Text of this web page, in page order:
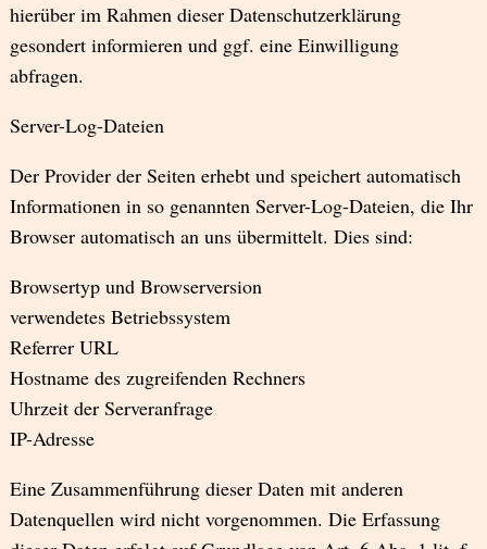
hierüber im Rahmen dieser Datenschutzerklärung
gesondert informieren und ggf. eine Einwilligung
abfragen.
Server-Log-Dateien
Der Provider der Seiten erhebt und speichert automatisch
Informationen in so genannten Server-Log-Dateien, die Ihr
Browser automatisch an uns übermittelt. Dies sind:
Browsertyp und Browserversion
verwendetes Betriebssystem
Referrer URL
Hostname des zugreifenden Rechners
Uhrzeit der Serveranfrage
IP-Adresse
Eine Zusammenführung dieser Daten mit anderen
Datenquellen wird nicht vorgenommen. Die Erfassung